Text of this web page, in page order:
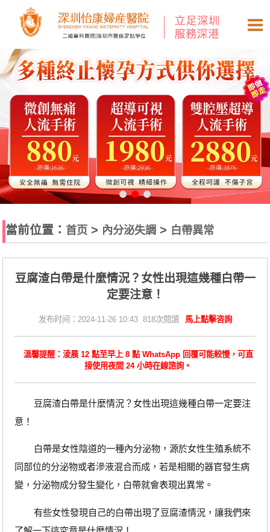
當前位置： 首页 > 內分泌失調 > 白帶異常
​豆腐渣白帶是什麼情況？女性出現這幾種白帶一
定要注意！
发布时间：2024-11-26 10:43 818次閱讀 馬上點擊咨詢
溫馨提醒：淩晨 12 點至早上 8 點 WhatsApp 回覆可能較慢，可直
接使用夜間 24 小時在線諮詢。
豆腐渣白帶是什麼情況？女性出現這幾種白帶一定要注
意！
白帶是女性陰道的一種內分泌物，源於女性生殖系統不
同部位的分泌物或者滲液混合而成，若是相關的器官發生病
變，分泌物成分發生變化，白帶就會表現出異常。
有些女性發現自己的白帶出現了豆腐渣情況，讓我們來